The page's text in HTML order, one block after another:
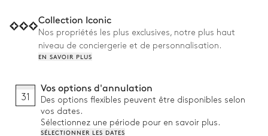
vitrées du Chalet Infinite. Commencez votre journée par une
baignade dans la piscine chauffée, les Alpes enneigées en
toile de fond. Après une séance d’entraînement dans la salle
de fitness ultramoderne du chalet ou une journée de ski à
venu, réunissez votre tribu autour d'un feu de cheminée
crépitant, tandis que votre chef à domicile vous prépare un
Collection Iconic
Nos propriétés les plus exclusives, notre plus haut
niveau de conciergerie et de personnalisation.
EN SAVOIR PLUS
31
Vos options d'annulation
Des options flexibles peuvent être disponibles selon
vos dates.
Sélectionnez une période pour en savoir plus.
SÉLECTIONNER LES DATES